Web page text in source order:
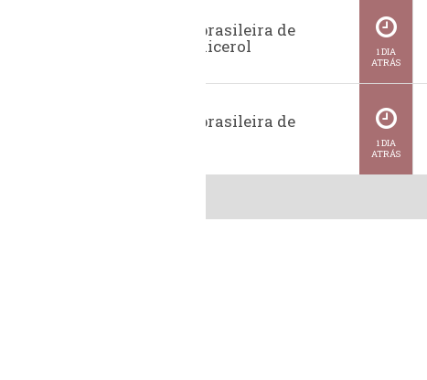
Exportação brasileira de
glicerina e glicerol
1 DIA
ATRÁS
Exportação brasileira de
1 DIA
ATRÁS